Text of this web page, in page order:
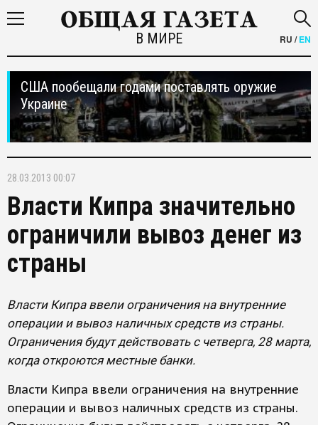
В МИРЕ RU /EN
США пообещали годами поставлять оружие
Украине
28.03.2013 00:07
Власти Кипра значительно
ограничили вывоз денег из
страны
Власти Кипра ввели ограничения на внутренние
операции и вывоз наличных средств из страны.
Ограничения будут действовать с четверга, 28 марта,
когда откроются местные банки.
Власти Кипра ввели ограничения на внутренние
операции и вывоз наличных средств из страны.